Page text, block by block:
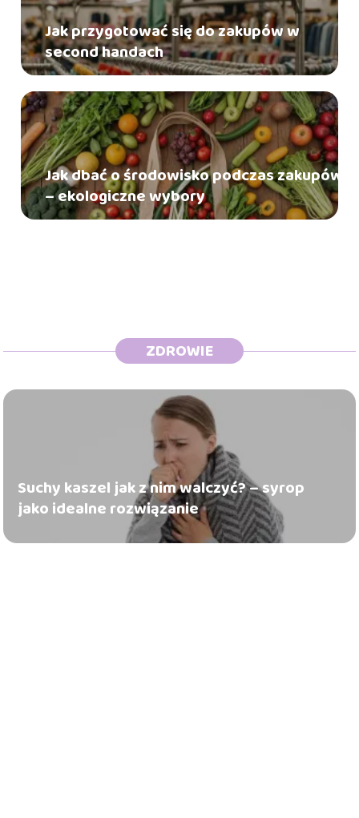
Jak przygotować się do zakupów w
second handach
Jak dbać o środowisko podczas zakupów
– ekologiczne wybory
ZDROWIE
Suchy kaszel jak z nim walczyć? – syrop
jako idealne rozwiązanie